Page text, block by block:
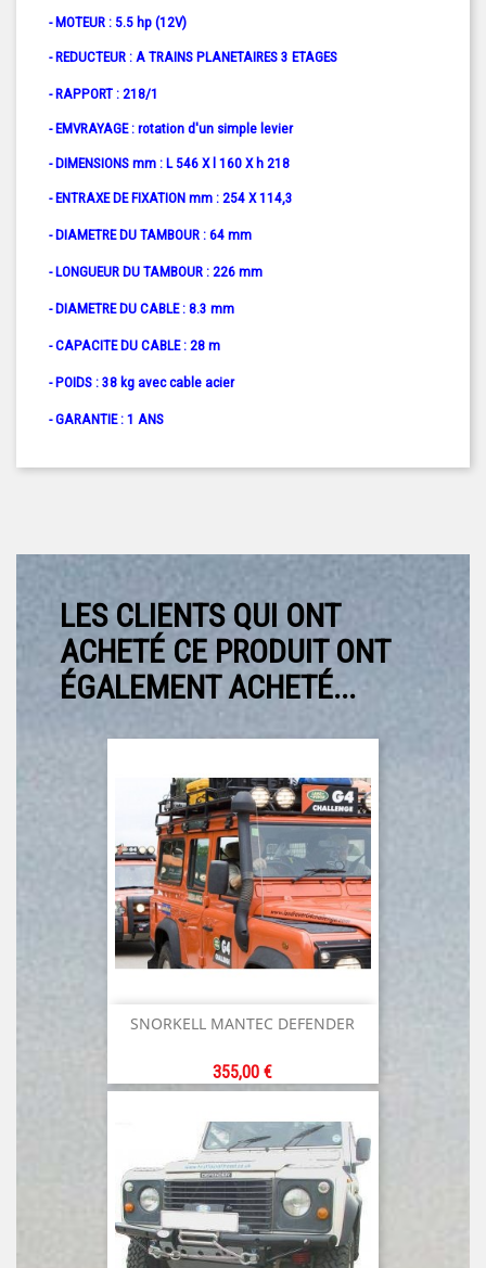
- MOTEUR : 5.5 hp (12V)
- REDUCTEUR : A TRAINS PLANETAIRES 3 ETAGES
- RAPPORT : 218/1
- EMVRAYAGE : rotation d'un simple levier
- DIMENSIONS mm : L 546 X l 160 X h 218
- ENTRAXE DE FIXATION mm : 254 X 114,3
- DIAMETRE DU TAMBOUR : 64 mm
- LONGUEUR DU TAMBOUR : 226 mm
- DIAMETRE DU CABLE : 8.3 mm
- CAPACITE DU CABLE : 28 m
- POIDS : 38 kg avec cable acier
- GARANTIE : 1 ANS
LES CLIENTS QUI ONT
ACHETÉ CE PRODUIT ONT
ÉGALEMENT ACHETÉ...
SNORKELL MANTEC DEFENDER
Prix
355,00 €